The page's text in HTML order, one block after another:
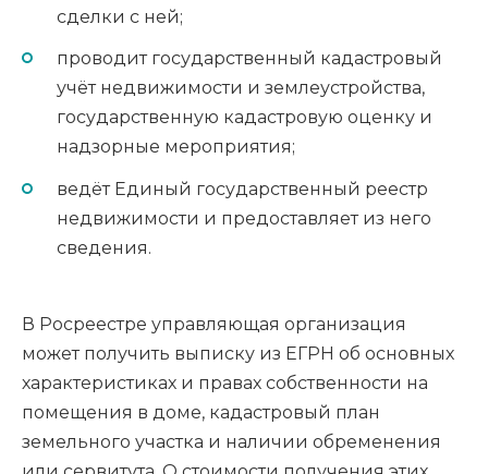
сделки с ней;
проводит государственный кадастровый
учёт недвижимости и землеустройства,
государственную кадастровую оценку и
надзорные мероприятия;
ведёт Единый государственный реестр
недвижимости и предоставляет из него
сведения.
В Росреестре управляющая организация
может получить выписку из ЕГРН об основных
характеристиках и правах собственности на
помещения в доме, кадастровый план
земельного участка и наличии обременения